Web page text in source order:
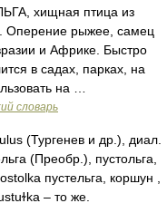
хищная птица из
Оперение рыжее, самец
и Африке. Быстро
в садах, парках, на
на …
словарь
(Тургенев и др.), диал.
(Преобр.), пустольга,
пустельга, коршун ,
– то же.